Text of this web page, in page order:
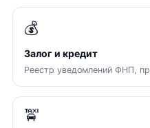
💰
Залог и кредит
Реестр уведомлений ФНП,
🚖